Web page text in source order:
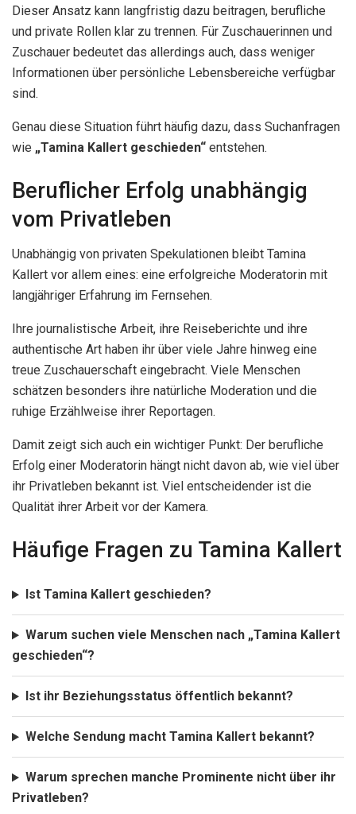
Dieser Ansatz kann langfristig dazu beitragen, berufliche
und private Rollen klar zu trennen. Für Zuschauerinnen und
Zuschauer bedeutet das allerdings auch, dass weniger
Informationen über persönliche Lebensbereiche verfügbar
sind.
Genau diese Situation führt häufig dazu, dass Suchanfragen
wie „Tamina Kallert geschieden“ entstehen.
Beruflicher Erfolg unabhängig
vom Privatleben
Unabhängig von privaten Spekulationen bleibt Tamina
Kallert vor allem eines: eine erfolgreiche Moderatorin mit
langjähriger Erfahrung im Fernsehen.
Ihre journalistische Arbeit, ihre Reiseberichte und ihre
authentische Art haben ihr über viele Jahre hinweg eine
treue Zuschauerschaft eingebracht. Viele Menschen
schätzen besonders ihre natürliche Moderation und die
ruhige Erzählweise ihrer Reportagen.
Damit zeigt sich auch ein wichtiger Punkt: Der berufliche
Erfolg einer Moderatorin hängt nicht davon ab, wie viel über
ihr Privatleben bekannt ist. Viel entscheidender ist die
Qualität ihrer Arbeit vor der Kamera.
Häufige Fragen zu Tamina Kallert
Ist Tamina Kallert geschieden?
Warum suchen viele Menschen nach „Tamina Kallert
geschieden“?
Ist ihr Beziehungsstatus öffentlich bekannt?
Welche Sendung macht Tamina Kallert bekannt?
Warum sprechen manche Prominente nicht über ihr
Privatleben?